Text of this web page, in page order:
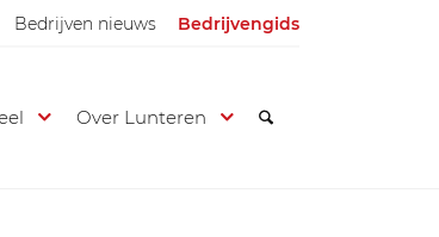
Bedrijven nieuws Bedrijvengids
Over Lunteren